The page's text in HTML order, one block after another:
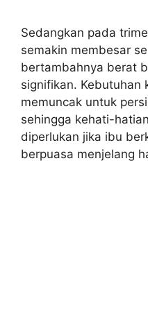
Sedangkan pada
semakin membesar
bertambahnya berat
signifikan. Kebutuhan
memuncak untuk
sehingga kehati-
diperlukan jika ibu
berpuasa menjelang